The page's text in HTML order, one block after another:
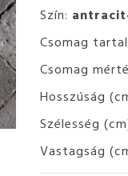
Szín:
Csomag
Csomag
Hosszúság
Szélesség
Vastagság